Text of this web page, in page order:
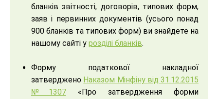
бланків звітності, договорів, типових форм,
заяв і первинних документів (усього понад
900 бланків та типових форм) ви знайдете на
нашому сайті у розділі бланків.
Форму податкової накладної
затверджено Наказом Мінфіну від 31.12.2015
№1307 «Про затвердження форми